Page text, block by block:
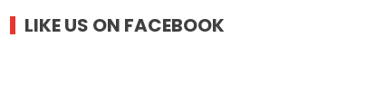
LIKE US ON FACEBOOK